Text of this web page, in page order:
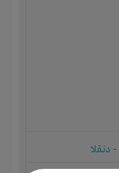
- دنقلا